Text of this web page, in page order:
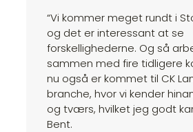
“Vi kommer meget rundt i
og det er interessant at se
forskellighederne. Og så
sammen med fire tidligere
nu også er kommet til CK
branche, hvor vi kender
og tværs, hvilket jeg godt
Bent.